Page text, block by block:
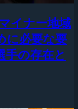
イナー地域
に必要な要
手の存在と